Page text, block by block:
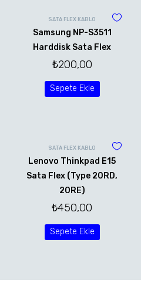
SATA FLEX KABLO
Samsung NP-S3511
Harddisk Sata Flex
₺200,00
Sepete Ekle
SATA FLEX KABLO
Lenovo Thinkpad E15
Sata Flex (Type 20RD,
20RE)
₺450,00
Sepete Ekle